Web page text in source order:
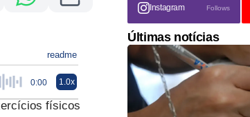
readme
0:00 1.0x
físicos
Instagram Follows
Últimas notícias